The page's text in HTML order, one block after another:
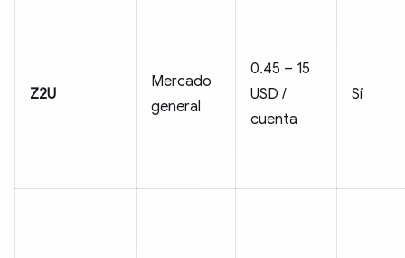
Z2U
Mercado
general
0.45 – 15
USD /
cuenta
Sí